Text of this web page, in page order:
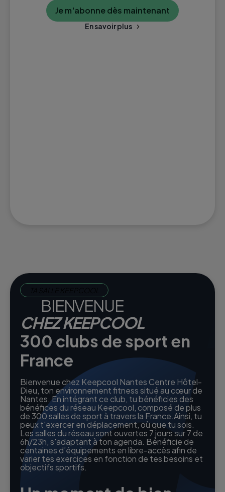
Je m'abonne dès maintenant
En savoir plus
BIENVENUE
CHEZ KEEPCOOL
300 clubs de sport en
France
Bienvenue chez Keepcool Nantes Centre Hôtel-
Dieu, ton environnement fitness situé au cœur de
Nantes. En intégrant ce club, tu bénéficies des
bénéfices du réseau Keepcool, composé de plus
de 300 salles de sport à travers la France.Ainsi, tu
peux t'exercer en déplacement, où que tu sois.
Les salles du réseau sont ouvertes 7 jours sur 7 de
6h/23h, s'adaptant à ton agenda. Bénéficie de
centaines d’équipements en libre-accès afin de
varier tes exercices en fonction de tes besoins et
objectifs sportifs.